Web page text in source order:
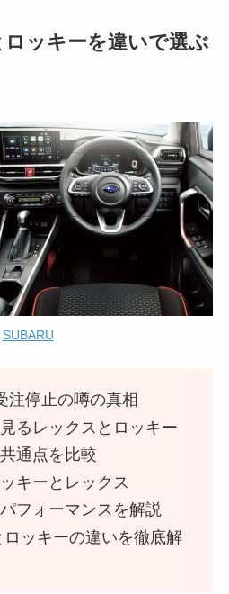
ッキーを違いで選ぶ
SUBARU
注停止の噂の真相
るレックスとロッキー
通点を比較
キーとレックス
フォーマンスを解説
ロッキーの違いを徹底解